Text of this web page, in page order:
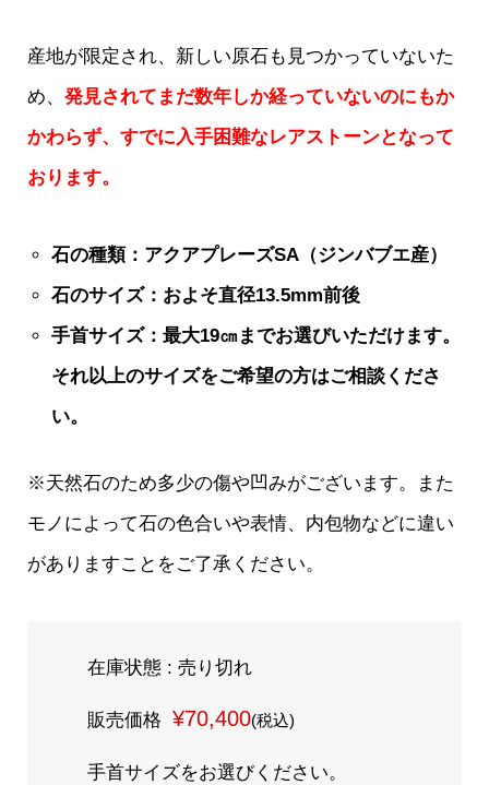
産地が限定され、新しい原石も見つかっていないた
め、 発見されてまだ数年しか経っていないのにもか
かわらず、すでに入手困難なレアストーンとなって
おります。
石の種類：アクアプレーズSA（ジンバブエ産）
石のサイズ：およそ直径13.5mm前後
手首サイズ：最大19㎝までお選びいただけます。
それ以上のサイズをご希望の方はご相談くださ
い。
※天然石のため多少の傷や凹みがございます。また
モノによって石の色合いや表情、内包物などに違い
がありますことをご了承ください。
在庫状態 : 売り切れ
販売価格 ¥70,400(税込)
手首サイズをお選びください。